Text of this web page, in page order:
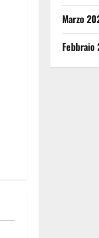
Marzo
Febbraio